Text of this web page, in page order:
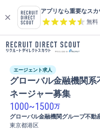
アプリなら重要なス
無料
エージェント求人
グローバル金融機関
ネージャー募集
1000~1500万
グローバル金融機関グループ不動
東京都港区